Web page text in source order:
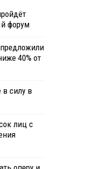
форум
40% от
силу в
лиц с